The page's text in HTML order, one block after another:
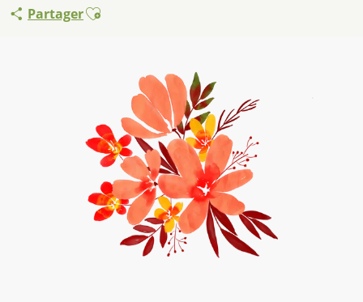
PartagerAjouter aux favoris